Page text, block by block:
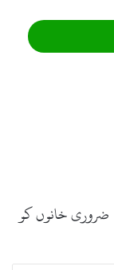
ضروری خانوں کو